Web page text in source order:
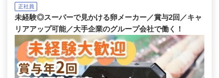
正社員
未経験◎スーパーで見かける卵メーカー／賞与2回／キャ
リアアップ可能／大手企業のグループ会社で働く！